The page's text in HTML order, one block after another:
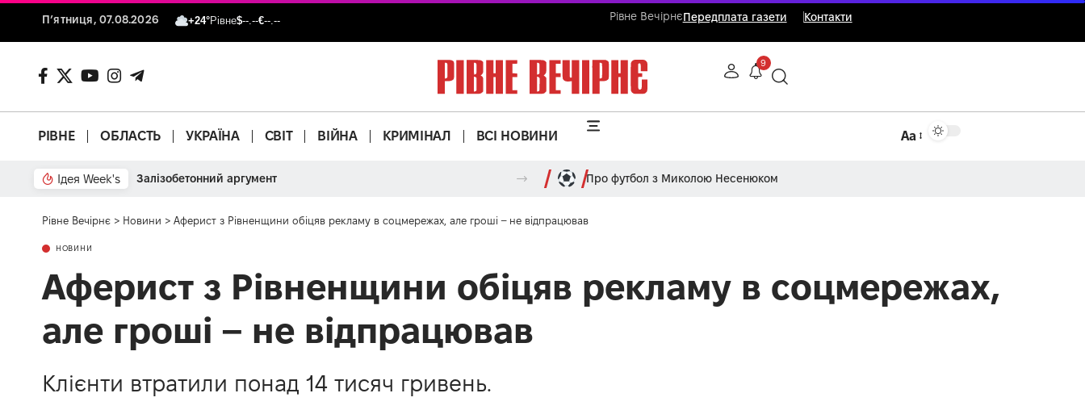
П’ятниця, 07.08.2026 +24°Рівне$--.--€--.-- Рівне ВечірнєПередплата газети Контакти
9
РІВНЕ ОБЛАСТЬ УКРАЇНА СВІТ ВІЙНА КРИМІНАЛ ВСІ НОВИНИ Аа
Ідея Week's Залізобетонний аргумент Про футбол з Миколою Несенюком
Рівне Вечірнє > Новини > Аферист з Рівненщини обіцяв рекламу в соцмережах, але гроші – не відпрацював
НОВИНИ
Аферист з Рівненщини обіцяв рекламу в соцмережах,
але гроші – не відпрацював
Клієнти втратили понад 14 тисяч гривень.